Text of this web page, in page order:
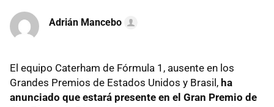
Adrián Mancebo
El equipo Caterham de Fórmula 1, ausente en los
Grandes Premios de Estados Unidos y Brasil, ha
anunciado que estará presente en el Gran Premio de